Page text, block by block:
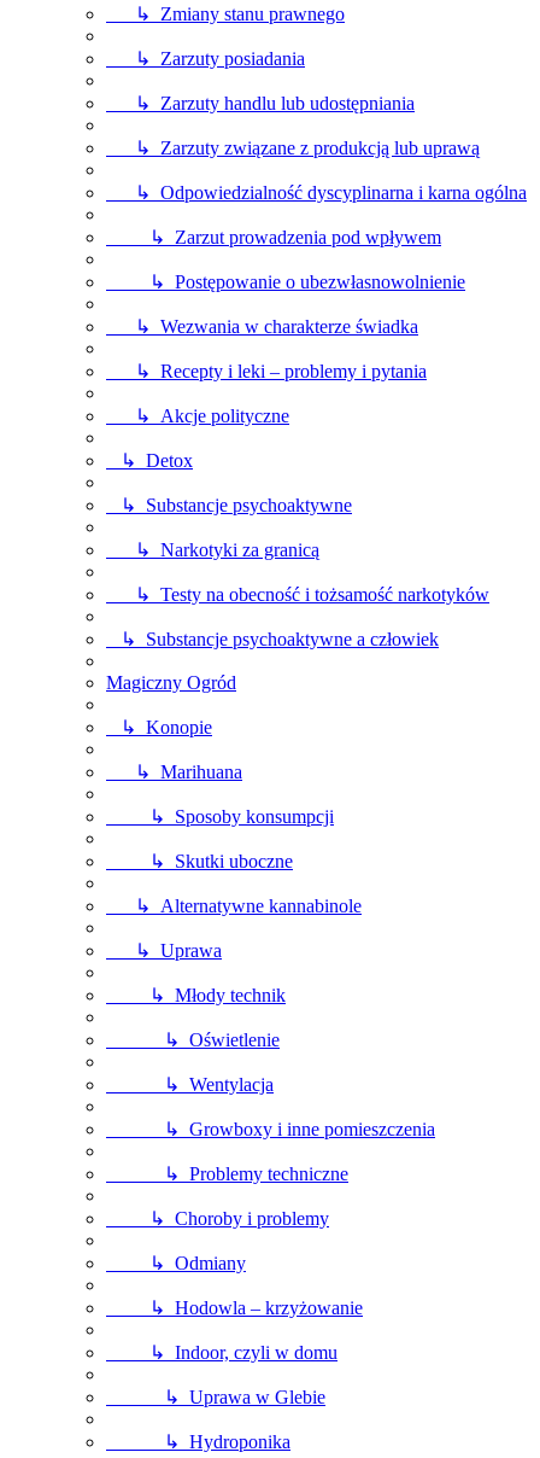
↳ Zmiany stanu prawnego
↳ Zarzuty posiadania
↳ Zarzuty handlu lub udostępniania
↳ Zarzuty związane z produkcją lub uprawą
↳ Odpowiedzialność dyscyplinarna i karna ogólna
↳ Zarzut prowadzenia pod wpływem
↳ Postępowanie o ubezwłasnowolnienie
↳ Wezwania w charakterze świadka
↳ Recepty i leki – problemy i pytania
↳ Akcje polityczne
↳ Detox
↳ Substancje psychoaktywne
↳ Narkotyki za granicą
↳ Testy na obecność i tożsamość narkotyków
↳ Substancje psychoaktywne a człowiek
Magiczny Ogród
↳ Konopie
↳ Marihuana
↳ Sposoby konsumpcji
↳ Skutki uboczne
↳ Alternatywne kannabinole
↳ Uprawa
↳ Młody technik
↳ Oświetlenie
↳ Wentylacja
↳ Growboxy i inne pomieszczenia
↳ Problemy techniczne
↳ Choroby i problemy
↳ Odmiany
↳ Hodowla – krzyżowanie
↳ Indoor, czyli w domu
↳ Uprawa w Glebie
↳ Hydroponika